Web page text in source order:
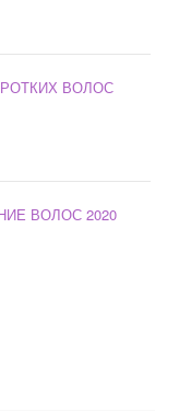
ВОЛОС
ВОЛОС 2020